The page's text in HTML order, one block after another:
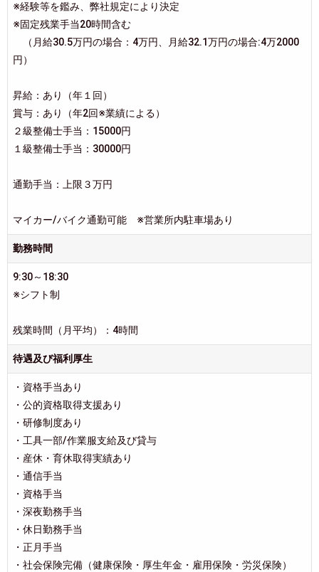
※経験等を鑑み、弊社規定により決定
※固定残業手当20時間含む
（月給30.5万円の場合：4万円、月給32.1万円の場合:4万2000
円）
昇給：あり（年１回）
賞与：あり（年2回※業績による）
２級整備士手当：15000円
１級整備士手当：30000円
通勤手当：上限３万円
マイカー/バイク通勤可能 ※営業所内駐車場あり
勤務時間
9:30～18:30
※シフト制
残業時間（月平均）：4時間
待遇及び福利厚生
・資格手当あり
・公的資格取得支援あり
・研修制度あり
・工具一部/作業服支給及び貸与
・産休・育休取得実績あり
・通信手当
・資格手当
・深夜勤務手当
・休日勤務手当
・正月手当
・社会保険完備（健康保険・厚生年金・雇用保険・労災保険）